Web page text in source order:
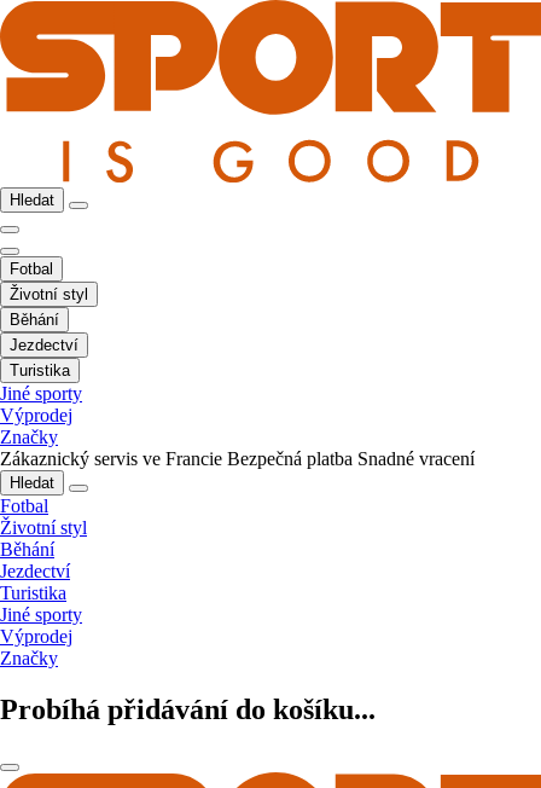
Hledat
Fotbal
Životní styl
Běhání
Jezdectví
Turistika
Jiné sporty
Výprodej
Značky
Zákaznický servis ve Francie Bezpečná platba Snadné vracení
Hledat
Fotbal
Životní styl
Běhání
Jezdectví
Turistika
Jiné sporty
Výprodej
Značky
Probíhá přidávání do košíku...